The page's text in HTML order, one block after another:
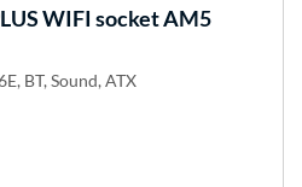
WIFI socket AM5
BT, Sound, ATX